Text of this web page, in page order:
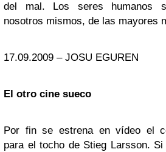
del mal. Los seres humanos
nosotros mismos, de las mayores
17.09.2009 – JOSU EGUREN
El otro cine sueco
Por fin se estrena en vídeo el
para el tocho de Stieg Larsson.